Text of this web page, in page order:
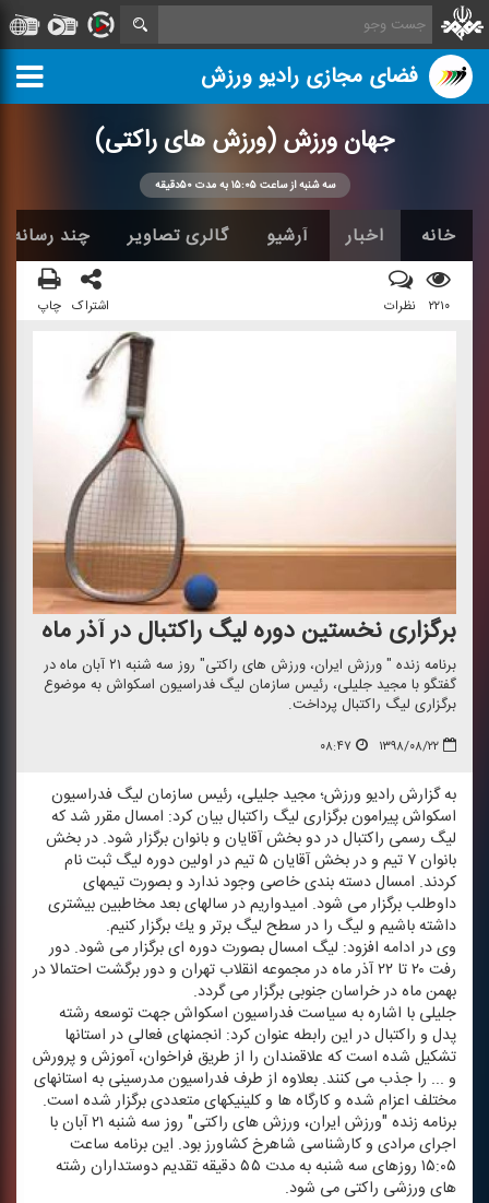
فضای مجازی رادیو ورزش
جهان ورزش (ورزش های راكتی)
سه شنبه از ساعت ۱۵:۰۵ به مدت ۵۰دقیقه
خانه اخبار آرشیو گالری تصاویر چند رسانه
۲۲۱۰ نظرات اشتراک چاپ
برگزاری نخستین دوره لیگ راكتبال در آذر ماه
برنامه زنده " ورزش ایران، ورزش های راكتی" روز سه شنبه ۲۱ آبان ماه در
گفتگو با مجید جلیلی، رئیس سازمان لیگ فدراسیون اسكواش به موضوع
برگزاری لیگ راكتبال پرداخت.
۱۳۹۸/۰۸/۲۲ ۰۸:۴۷
به گزارش رادیو ورزش؛ مجید جلیلی، رئیس سازمان لیگ فدراسیون
اسكواش پیرامون برگزاری لیگ راكتبال بیان كرد: امسال مقرر شد كه
لیگ رسمی راكتبال در دو بخش آقایان و بانوان برگزار شود. در بخش
بانوان ۷ تیم و در بخش آقایان ۵ تیم در اولین دوره لیگ ثبت نام
كردند. امسال دسته بندی خاصی وجود ندارد و بصورت تیمهای
داوطلب برگزار می شود. امیدواریم در سالهای بعد مخاطبین بیشتری
داشته باشیم و لیگ را در سطح لیگ برتر و یك برگزار كنیم.
وی در ادامه افزود: لیگ امسال بصورت دوره ای برگزار می شود. دور
رفت ۲۰ تا ۲۲ آذر ماه در مجموعه انقلاب تهران و دور برگشت احتمالا در
بهمن ماه در خراسان جنوبی برگزار می گردد.
جلیلی با اشاره به سیاست فدراسیون اسكواش جهت توسعه رشته
پدل و راكتبال در این رابطه عنوان كرد: انجمنهای فعالی در استانها
تشكیل شده است كه علاقمندان را از طریق فراخوان، آموزش و پرورش
و ... را جذب می كنند. بعلاوه از طرف فدراسیون مدرسینی به استانهای
مختلف اعزام شده و كارگاه ها و كلینیكهای متعددی برگزار شده است.
برنامه زنده "ورزش ایران، ورزش های راكتی" روز سه شنبه ۲۱ آبان با
اجرای مرادی و كارشناسی شاهرخ كشاورز بود. این برنامه ساعت
۱۵:۰۵ روزهای سه شنبه به مدت ۵۵ دقیقه تقدیم دوستداران رشته
های ورزشی راكتی می شود.